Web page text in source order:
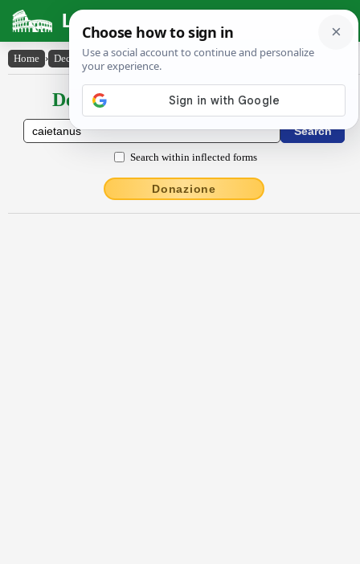
Latin Dictionary
Home › Declensions / Conjugations › Cāiētānus
Declensions / Conjugations latin
Search within inflected forms
Donazione